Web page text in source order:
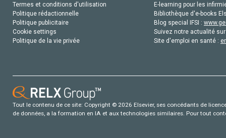
Termes et conditions d'utilisation
Politique rédactionnelle
Politique publicitaire
Cookie settings
Politique de la vie privée
E-learning pour les
Bibliothèque d'e-books
Blog special IFSI :
Suivez notre actualité
Site d'emploi en santé :
Tout le contenu de ce site: Copyright © 2026 Elsevier, ses concédants de
de données, a la formation en IA et aux technologies similaires. Pour tout